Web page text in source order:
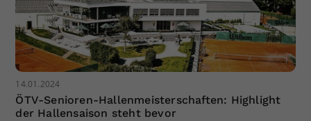
14.01.2024
ÖTV-Senioren-Hallenmeisterschaften: Highlight
der Hallensaison steht bevor